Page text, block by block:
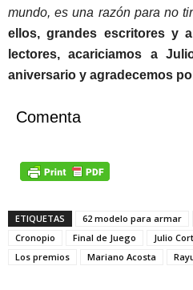
mundo, es una razón para no
ellos, grandes escritores y
lectores, acariciamos a
aniversario y agradecemos
Comenta
ETIQUETAS 62 modelo para armar
Cronopio
Final de Juego Julio
Los premios
Mariano Acosta